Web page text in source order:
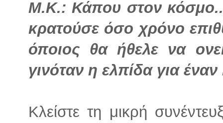
Μ.Κ.: Κάπου στον
κρατούσε όσο χρόνο
όποιος θα ήθελε να
γινόταν η ελπίδα για
Κλείστε τη μικρή